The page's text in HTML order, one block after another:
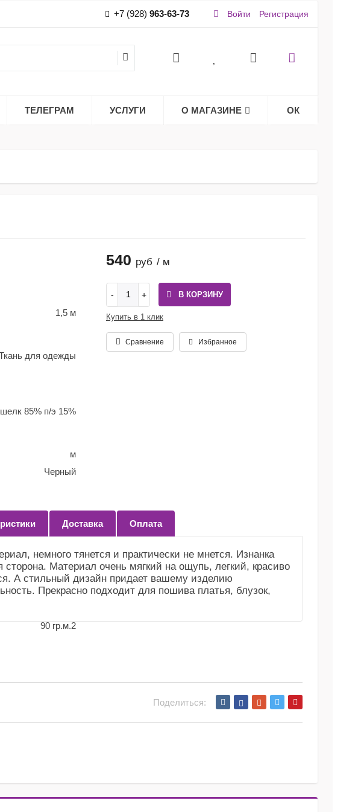
+7 (928) 963-63-73 Войти Регистрация
ТЕЛЕГРАМ УСЛУГИ О МАГАЗИНЕ ОК
1,5 м
для одежды
шелк 85% п/э 15%
м
Черный
Немного садится.
сделать
уход
90 гр.м.2
540 руб / м
В КОРЗИНУ
Купить в 1 клик
Сравнение Избранное
Доставка Оплата
немного тянется и практически не мнется. Изнанка
сторона. Материал очень мягкий на ощупь, легкий, красиво
А стильный дизайн придает вашему изделию
Прекрасно подходит для пошива платья, блузок,
Поделиться: